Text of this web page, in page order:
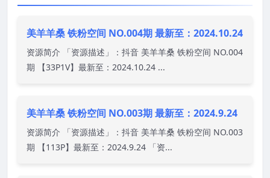
美羊羊桑 铁粉空间 NO.004期 最新至：2024.10.24
资源简介 「资源描述」：抖音 美羊羊桑 铁粉空间 NO.004
期 【33P1V】最新至：2024.10.24 ...
美羊羊桑 铁粉空间 NO.003期 最新至：2024.9.24
资源简介 「资源描述」：抖音 美羊羊桑 铁粉空间 NO.003
期 【113P】最新至：2024.9.24 「资...